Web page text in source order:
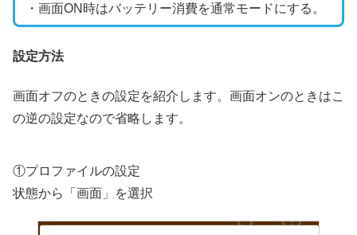
・画面ON時はバッテリー消費を通常モードにする。
設定方法
画面オフのときの設定を紹介します。画面オンのときはこ
の逆の設定なので省略します。
①プロファイルの設定
状態から「画面」を選択